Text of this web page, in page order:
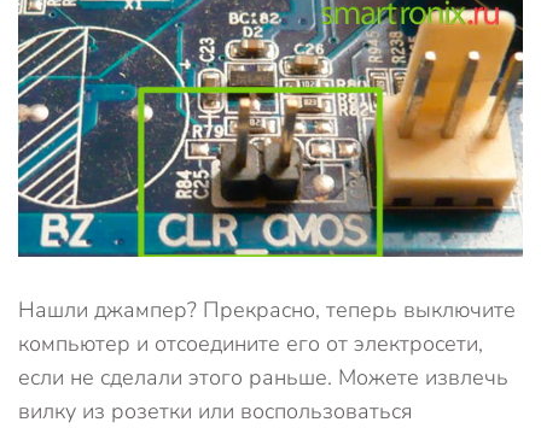
Нашли джампер? Прекрасно, теперь выключите
компьютер и отсоедините его от электросети,
если не сделали этого раньше. Можете извлечь
вилку из розетки или воспользоваться